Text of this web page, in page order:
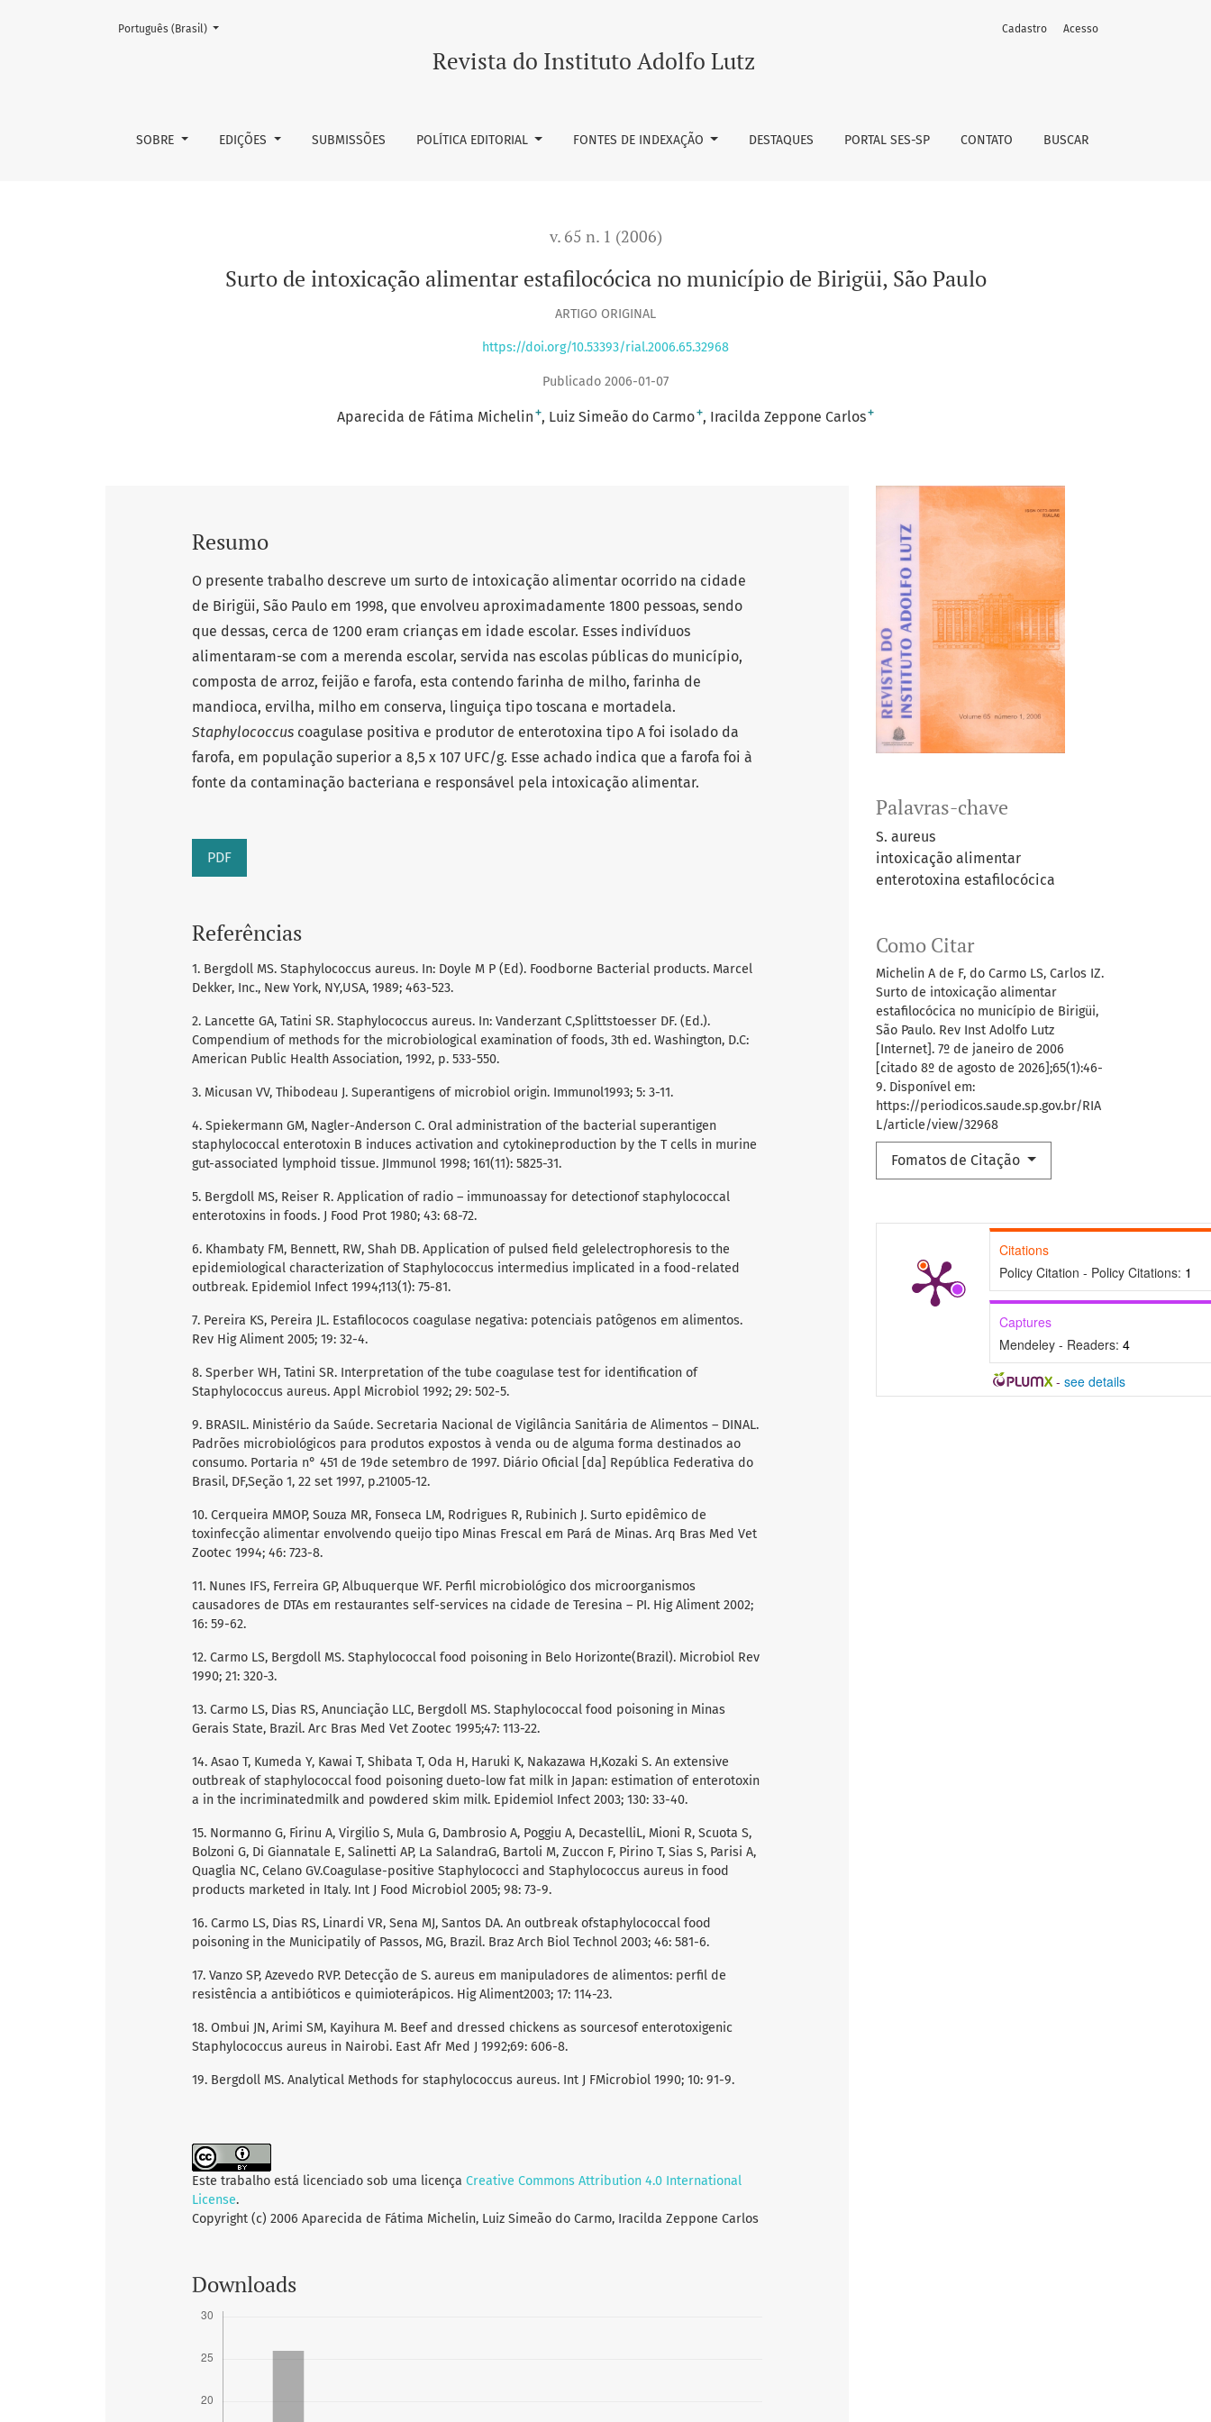
Surto de intoxicação alimentar estafilocócica no município de Birigüi, São Paulo
Revista do Instituto Adolfo Lutz
SOBRE EDIÇÕES SUBMISSÕES POLÍTICA EDITORIAL FONTES DE INDEXAÇÃO DESTAQUES PORTAL SES-SP CONTATO BUSCAR
Cadastro Acesso
Mudar o idioma. O atual é:
Português (Brasil)
v. 65 n. 1 (2006)
Surto de intoxicação alimentar estafilocócica no município de Birigüi, São Paulo
ARTIGO ORIGINAL
https://doi.org/10.53393/rial.2006.65.32968
Publicado 2006-01-07
Aparecida de Fátima Michelin + Luiz Simeão do Carmo+ Iracilda Zeppone Carlos+
Palavras-chave
S. aureus
intoxicação alimentar
enterotoxina estafilocócica
Como Citar
Michelin A de F, do Carmo LS, Carlos IZ.
Surto de intoxicação alimentar
estafilocócica no município de Birigüi,
São Paulo. Rev Inst Adolfo Lutz
[Internet]. 7º de janeiro de 2006
[citado 8º de agosto de 2026];65(1):46-
9. Disponível em:
https://periodicos.saude.sp.gov.br/RIA
L/article/view/32968
Fomatos de Citação
Citations
Policy Citation - Policy Citations: 1
Captures
Mendeley - Readers: 4
- see details
Resumo
O presente trabalho descreve um surto de intoxicação alimentar ocorrido na cidade
de Birigüi, São Paulo em 1998, que envolveu aproximadamente 1800 pessoas, sendo
que dessas, cerca de 1200 eram crianças em idade escolar. Esses indivíduos
alimentaram-se com a merenda escolar, servida nas escolas públicas do município,
composta de arroz, feijão e farofa, esta contendo farinha de milho, farinha de
mandioca, ervilha, milho em conserva, linguiça tipo toscana e mortadela.
Staphylococcus coagulase positiva e produtor de enterotoxina tipo A foi isolado da
farofa, em população superior a 8,5 x 107 UFC/g. Esse achado indica que a farofa foi à
fonte da contaminação bacteriana e responsável pela intoxicação alimentar.
PDF
Referências
1. Bergdoll MS. Staphylococcus aureus. In: Doyle M P (Ed). Foodborne Bacterial products. Marcel
Dekker, Inc., New York, NY,USA, 1989; 463-523.
2. Lancette GA, Tatini SR. Staphylococcus aureus. In: Vanderzant C,Splittstoesser DF. (Ed.).
Compendium of methods for the microbiological examination of foods, 3th ed. Washington, D.C:
American Public Health Association, 1992, p. 533-550.
3. Micusan VV, Thibodeau J. Superantigens of microbiol origin. Immunol1993; 5: 3-11.
4. Spiekermann GM, Nagler-Anderson C. Oral administration of the bacterial superantigen
staphylococcal enterotoxin B induces activation and cytokineproduction by the T cells in murine
gut-associated lymphoid tissue. JImmunol 1998; 161(11): 5825-31.
5. Bergdoll MS, Reiser R. Application of radio – immunoassay for detectionof staphylococcal
enterotoxins in foods. J Food Prot 1980; 43: 68-72.
6. Khambaty FM, Bennett, RW, Shah DB. Application of pulsed field gelelectrophoresis to the
epidemiological characterization of Staphylococcus intermedius implicated in a food-related
outbreak. Epidemiol Infect 1994;113(1): 75-81.
7. Pereira KS, Pereira JL. Estafilococos coagulase negativa: potenciais patôgenos em alimentos.
Rev Hig Aliment 2005; 19: 32-4.
8. Sperber WH, Tatini SR. Interpretation of the tube coagulase test for identification of
Staphylococcus aureus. Appl Microbiol 1992; 29: 502-5.
9. BRASIL. Ministério da Saúde. Secretaria Nacional de Vigilância Sanitária de Alimentos – DINAL.
Padrões microbiológicos para produtos expostos à venda ou de alguma forma destinados ao
consumo. Portaria n° 451 de 19de setembro de 1997. Diário Oficial [da] República Federativa do
Brasil, DF,Seção 1, 22 set 1997, p.21005-12.
10. Cerqueira MMOP, Souza MR, Fonseca LM, Rodrigues R, Rubinich J. Surto epidêmico de
toxinfecção alimentar envolvendo queijo tipo Minas Frescal em Pará de Minas. Arq Bras Med Vet
Zootec 1994; 46: 723-8.
11. Nunes IFS, Ferreira GP, Albuquerque WF. Perfil microbiológico dos microorganismos
causadores de DTAs em restaurantes self-services na cidade de Teresina – PI. Hig Aliment 2002;
16: 59-62.
12. Carmo LS, Bergdoll MS. Staphylococcal food poisoning in Belo Horizonte(Brazil). Microbiol Rev
1990; 21: 320-3.
13. Carmo LS, Dias RS, Anunciação LLC, Bergdoll MS. Staphylococcal food poisoning in Minas
Gerais State, Brazil. Arc Bras Med Vet Zootec 1995;47: 113-22.
14. Asao T, Kumeda Y, Kawai T, Shibata T, Oda H, Haruki K, Nakazawa H,Kozaki S. An extensive
outbreak of staphylococcal food poisoning dueto-low fat milk in Japan: estimation of enterotoxin
a in the incriminatedmilk and powdered skim milk. Epidemiol Infect 2003; 130: 33-40.
15. Normanno G, Firinu A, Virgilio S, Mula G, Dambrosio A, Poggiu A, DecastelliL, Mioni R, Scuota S,
Bolzoni G, Di Giannatale E, Salinetti AP, La SalandraG, Bartoli M, Zuccon F, Pirino T, Sias S, Parisi A,
Quaglia NC, Celano GV.Coagulase-positive Staphylococci and Staphylococcus aureus in food
products marketed in Italy. Int J Food Microbiol 2005; 98: 73-9.
16. Carmo LS, Dias RS, Linardi VR, Sena MJ, Santos DA. An outbreak ofstaphylococcal food
poisoning in the Municipatily of Passos, MG, Brazil. Braz Arch Biol Technol 2003; 46: 581-6.
17. Vanzo SP, Azevedo RVP. Detecção de S. aureus em manipuladores de alimentos: perfil de
resistência a antibióticos e quimioterápicos. Hig Aliment2003; 17: 114-23.
18. Ombui JN, Arimi SM, Kayihura M. Beef and dressed chickens as sourcesof enterotoxigenic
Staphylococcus aureus in Nairobi. East Afr Med J 1992;69: 606-8.
19. Bergdoll MS. Analytical Methods for staphylococcus aureus. Int J FMicrobiol 1990; 10: 91-9.
Este trabalho está licenciado sob uma licença Creative Commons Attribution 4.0 International
License.
Copyright (c) 2006 Aparecida de Fátima Michelin, Luiz Simeão do Carmo, Iracilda Zeppone Carlos
Downloads